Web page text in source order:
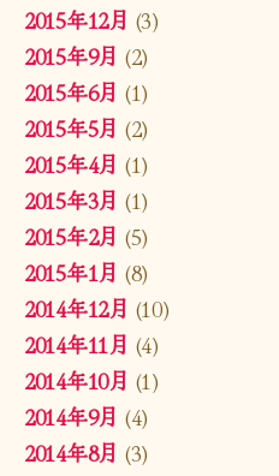
2015年12月 (3)
2015年9月 (2)
2015年6月 (1)
2015年5月 (2)
2015年4月 (1)
2015年3月 (1)
2015年2月 (5)
2015年1月 (8)
2014年12月 (10)
2014年11月 (4)
2014年10月 (1)
2014年9月 (4)
2014年8月 (3)